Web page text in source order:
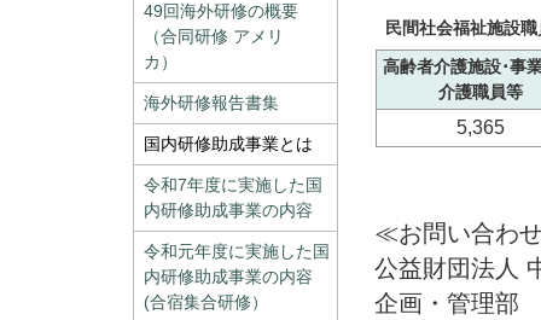
民間社会福祉施設
高齢者介護施設･事
介護職員等
5,365
≪お問い合わ
公益財団法人
企画・管理
49回海外研修の概要
（合同研修 アメリ
カ）
海外研修報告書集
国内研修助成事業とは
令和7年度に実施した国
内研修助成事業の内容
令和元年度に実施した国
内研修助成事業の内容
(合宿集合研修）